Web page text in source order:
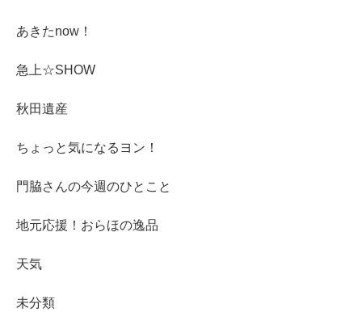
あきたnow！
急上☆SHOW
秋田遺産
ちょっと気になるヨン！
門脇さんの今週のひとこと
地元応援！おらほの逸品
天気
未分類